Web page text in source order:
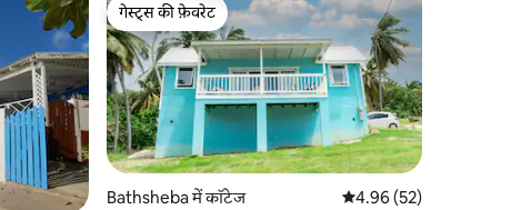
गेस्ट्स की फ़ेवरेट
गेस्ट्स की फ़ेवरेट
Bathsheba में कॉटेज औसत रेटिंग 5 में से 4.96,
4.96 (52)